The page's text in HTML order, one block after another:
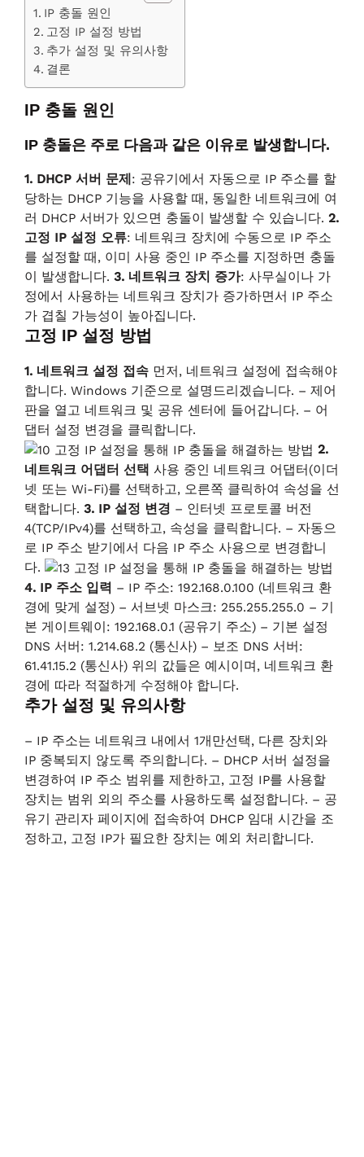
IP 충돌 원인
고정 IP 설정 방법
추가 설정 및 유의사항
결론
IP 충돌 원인
IP 충돌은 주로 다음과 같은 이유로 발생합니다.
1. DHCP 서버 문제 : 공유기에서 자동으로 IP 주소를 할
당하는 DHCP 기능을 사용할 때, 동일한 네트워크에 여
러 DHCP 서버가 있으면 충돌이 발생할 수 있습니다. 2.
고정 IP 설정 오류: 네트워크 장치에 수동으로 IP 주소
를 설정할 때, 이미 사용 중인 IP 주소를 지정하면 충돌
이 발생합니다. 3. 네트워크 장치 증가: 사무실이나 가
정에서 사용하는 네트워크 장치가 증가하면서 IP 주소
가 겹칠 가능성이 높아집니다.
고정 IP 설정 방법
1. 네트워크 설정 접속 먼저, 네트워크 설정에 접속해야
합니다. Windows 기준으로 설명드리겠습니다. – 제어
판을 열고 네트워크 및 공유 센터에 들어갑니다. – 어
댑터 설정 변경을 클릭합니다.
2.
네트워크 어댑터 선택 사용 중인 네트워크 어댑터(이더
넷 또는 Wi-Fi)를 선택하고, 오른쪽 클릭하여 속성을 선
택합니다. 3. IP 설정 변경 – 인터넷 프로토콜 버전
4(TCP/IPv4)를 선택하고, 속성을 클릭합니다. – 자동으
로 IP 주소 받기에서 다음 IP 주소 사용으로 변경합니
다.
4. IP 주소 입력 – IP 주소: 192.168.0.100 (네트워크 환
경에 맞게 설정) – 서브넷 마스크: 255.255.255.0 – 기
본 게이트웨이: 192.168.0.1 (공유기 주소) – 기본 설정
DNS 서버: 1.214.68.2 (통신사) – 보조 DNS 서버:
61.41.15.2 (통신사) 위의 값들은 예시이며, 네트워크 환
경에 따라 적절하게 수정해야 합니다.
추가 설정 및 유의사항
– IP 주소는 네트워크 내에서 1개만선택, 다른 장치와
IP 중복되지 않도록 주의합니다. – DHCP 서버 설정을
변경하여 IP 주소 범위를 제한하고, 고정 IP를 사용할
장치는 범위 외의 주소를 사용하도록 설정합니다. – 공
유기 관리자 페이지에 접속하여 DHCP 임대 시간을 조
정하고, 고정 IP가 필요한 장치는 예외 처리합니다.